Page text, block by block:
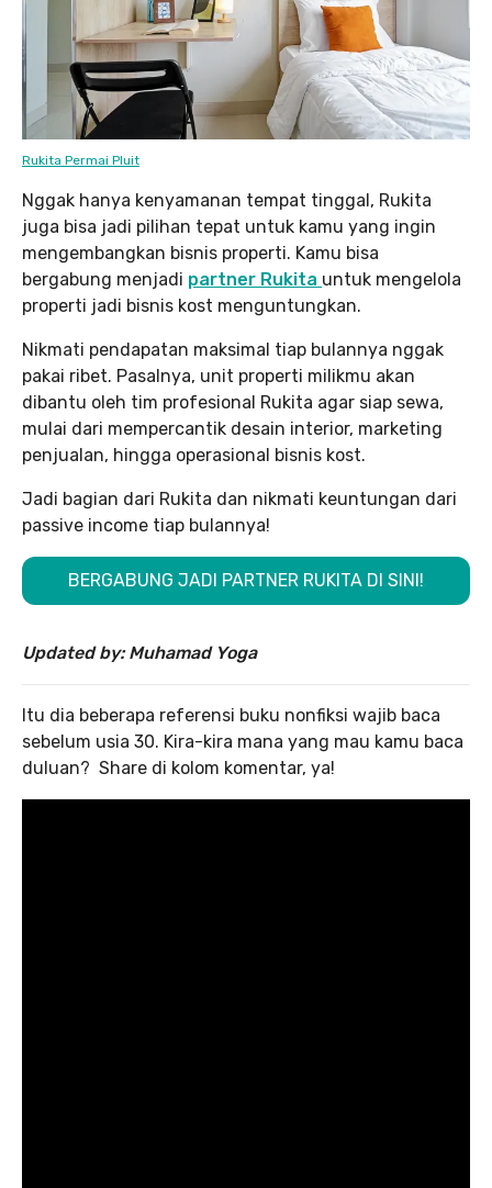
Rukita Permai Pluit
Nggak hanya kenyamanan tempat tinggal, Rukita
juga bisa jadi pilihan tepat untuk kamu yang ingin
mengembangkan bisnis properti. Kamu bisa
bergabung menjadi partner Rukita untuk mengelola
properti jadi bisnis kost menguntungkan.
Nikmati pendapatan maksimal tiap bulannya nggak
pakai ribet. Pasalnya, unit properti milikmu akan
dibantu oleh tim profesional Rukita agar siap sewa,
mulai dari mempercantik desain interior, marketing
penjualan, hingga operasional bisnis kost.
Jadi bagian dari Rukita dan nikmati keuntungan dari
passive income tiap bulannya!
BERGABUNG JADI PARTNER RUKITA DI SINI!
Updated by: Muhamad Yoga
Itu dia beberapa referensi buku nonfiksi wajib baca
sebelum usia 30. Kira-kira mana yang mau kamu baca
duluan? Share di kolom komentar, ya!